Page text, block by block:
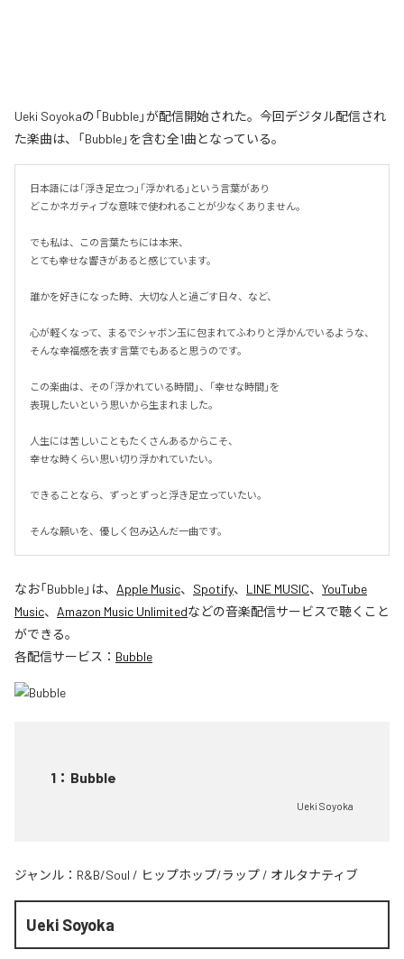
Ueki Soyokaの「Bubble」が配信開始された。今回デジタル配信され
た楽曲は、「Bubble」を含む全1曲となっている。
日本語には「浮き足立つ」「浮かれる」という言葉があり
どこかネガティブな意味で使われることが少なくありません。
でも私は、この言葉たちには本来、
とても幸せな響きがあると感じています。
誰かを好きになった時、大切な人と過ごす日々、など、
心が軽くなって、まるでシャボン玉に包まれてふわりと浮かんでいるような、
そんな幸福感を表す言葉でもあると思うのです。
この楽曲は、その「浮かれている時間」、「幸せな時間」を
表現したいという思いから生まれました。
人生には苦しいこともたくさんあるからこそ、
幸せな時くらい思い切り浮かれていたい。
できることなら、ずっとずっと浮き足立っていたい。
そんな願いを、優しく包み込んだ一曲です。
なお「Bubble」は、 Apple Music、 Spotify、 LINE MUSIC、 YouTube
Music、 Amazon Music Unlimitedなどの音楽配信サービスで聴くこと
ができる。
各配信サービス： Bubble
1 ： Bubble
Ueki Soyoka
ジャンル： R&B/Soul / ヒップホップ/ラップ / オルタナティブ
Ueki Soyoka